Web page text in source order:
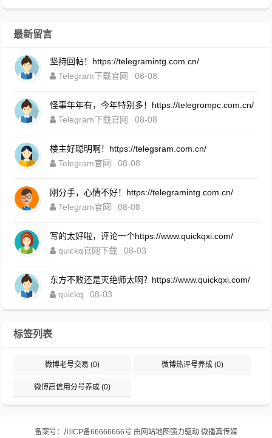
最新留言
坚持回帖！https://telegramintg.com.cn/
Telegram下载官网
08-08
怪事年年有，今年特别多！https://telegrompc.com.cn/
Telegram下载官网
08-08
楼主好聪明啊！https://telegsram.com.cn/
Telegram官网
08-08
刚分手，心情不好！https://telegramintg.com.cn/
Telegram官网
08-08
写的太好啦，评论一个https://www.quickqxi.com/
quickq官网下载
08-03
东方不败还是灭绝师太啊？https://www.quickqxi.com/
quickq
08-03
标签列表
微博老号交易 (0) 微博热评号养成(0)
微博高信用分号养成 (0)
备案号： 川ICP备66666666号 由 网站地图强力驱动 微播真传媒